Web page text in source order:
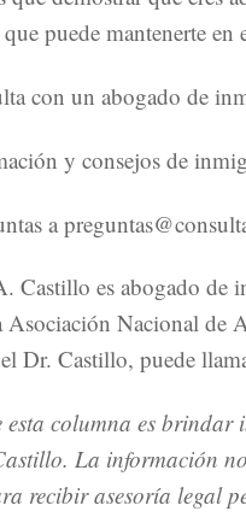
puede mantenerte en
con un abogado de
y consejos de
a
Castillo es abogado de
Asociación Nacional de
Dr. Castillo, puede
columna es brindar
La información
recibir asesoría legal